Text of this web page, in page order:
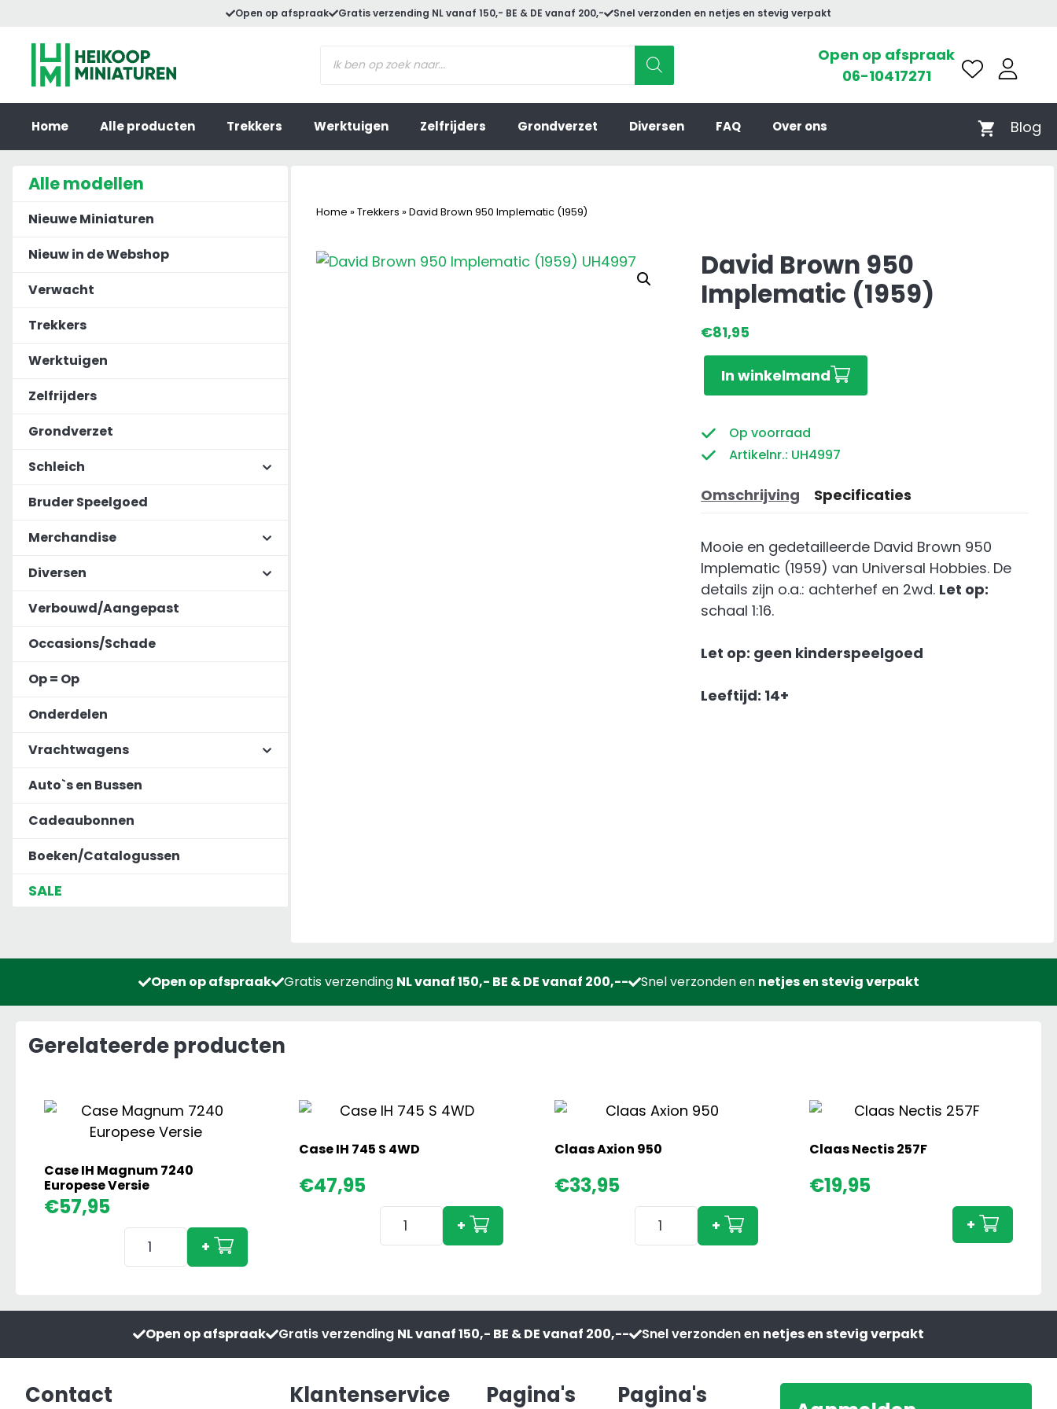
inhoud
Open op afspraak Gratis verzending NL vanaf 150,- BE & DE vanaf 200,- Snel verzonden en netjes en stevig verpakt
zoeken
Open op afspraak
06-10417271
Home Alle producten Trekkers Werktuigen Zelfrijders Grondverzet Diversen FAQ Over ons Blog
Home » Trekkers » David Brown 950 Implematic (1959)
David Brown 950
Implematic (1959)
€81,95
Brown
Implematic
(1959)
In winkelmand
Op voorraad
Artikelnr.: UH4997
Omschrijving Specificaties
Mooie en gedetailleerde David Brown 950
Implematic (1959) van Universal Hobbies. De
details zijn o.a.: achterhef en 2wd. Let op:
schaal 1:16.
Let op: geen kinderspeelgoed
Leeftijd: 14+
Alle modellen
Nieuwe Miniaturen
Nieuw in de Webshop
Verwacht
Trekkers
Werktuigen
Zelfrijders
Grondverzet
Schleich
Bruder Speelgoed
Merchandise
Diversen
Verbouwd/Aangepast
Occasions/Schade
Op = Op
Onderdelen
Vrachtwagens
Auto`s en Bussen
Cadeaubonnen
Boeken/Catalogussen
SALE
Open op afspraak Gratis verzending NL vanaf 150,- BE & DE vanaf 200,-- Snel verzonden en netjes en stevig verpakt
Gerelateerde producten
Case IH Magnum 7240
Europese Versie
€57,95
Case
Versie
aantal
+
Case IH 745 S 4WD
€47,95
Case
+
Claas Axion 950
€33,95
Claas
Axion
+
Claas Nectis 257F
€19,95
aantal
+
Open op afspraak Gratis verzending NL vanaf 150,- BE & DE vanaf 200,-- Snel verzonden en netjes en stevig verpakt
Contact Klantenservice Pagina's Pagina's